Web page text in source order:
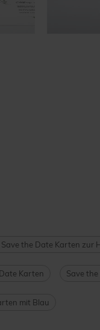
the Date Karten zur
Karten Save
mit Blau